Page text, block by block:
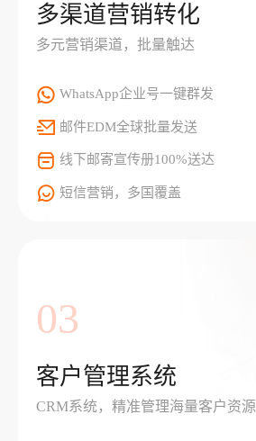
多渠道营销转化
多元营销渠道，批量触达
WhatsApp企业号一键群发
邮件EDM全球批量发送
线下邮寄宣传册100%送达
短信营销，多国覆盖
03
客户管理系统
CRM系统，精准管理海量客户资源